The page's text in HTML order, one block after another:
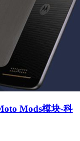
Mods模块-科